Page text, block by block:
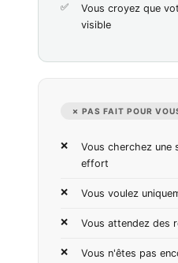
Vous croyez que
visible
✗ PAS FAIT POUR
Vous cherchez une
effort
Vous voulez
Vous attendez des
Vous n'êtes pas